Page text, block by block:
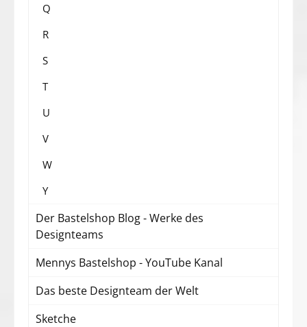
Q
R
S
T
U
V
W
Y
Der Bastelshop Blog - Werke des
Designteams
Mennys Bastelshop - YouTube Kanal
Das beste Designteam der Welt
Sketche